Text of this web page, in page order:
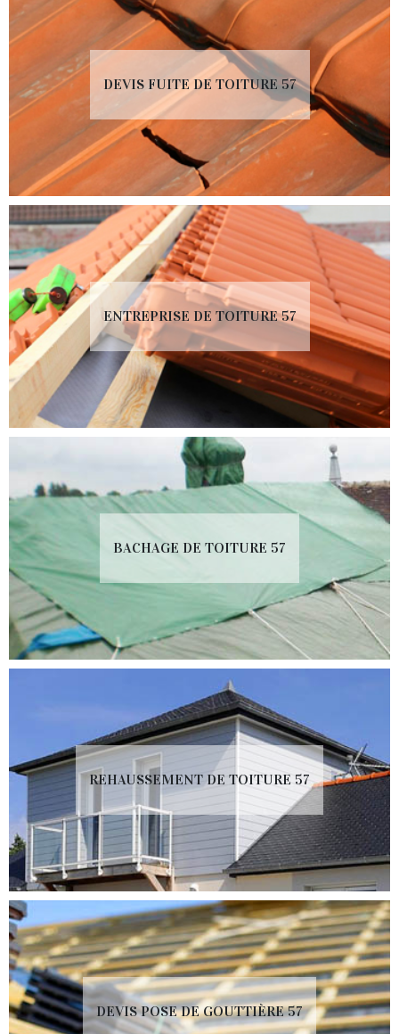
DEVIS FUITE DE TOITURE 57
ENTREPRISE DE TOITURE 57
BACHAGE DE TOITURE 57
REHAUSSEMENT DE TOITURE 57
DEVIS POSE DE GOUTTIÈRE 57